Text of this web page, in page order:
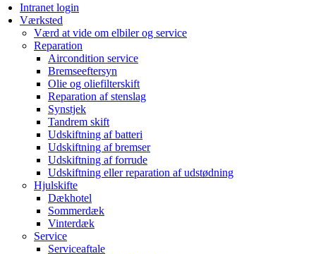
Intranet login
Værksted
Værd at vide om elbiler og service
Reparation
Aircondition service
Bremseeftersyn
Olie og oliefilterskift
Reparation af stenslag
Synstjek
Tandrem skift
Udskiftning af batteri
Udskiftning af bremser
Udskiftning af forrude
Udskiftning eller reparation af udstødning
Hjulskifte
Dækhotel
Sommerdæk
Vinterdæk
Service
Serviceaftale